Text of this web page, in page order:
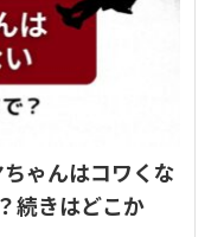
ゃんはコワくな
続きはどこか